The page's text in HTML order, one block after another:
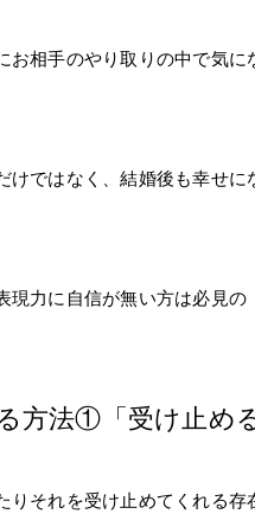
お相手のやり取りの中で気
けではなく、結婚後も幸せ
現力に自信が無い方は必見
方法①「受け止める
りそれを受け止めてくれる